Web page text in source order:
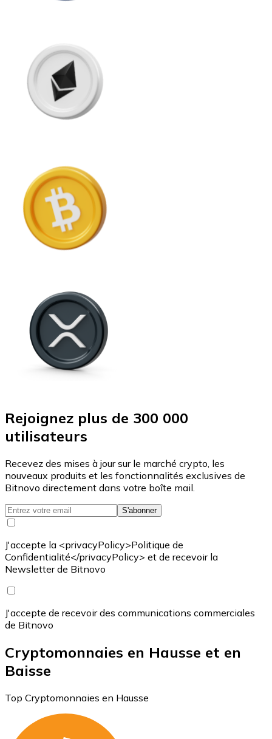
Rejoignez plus de 300 000
utilisateurs
Recevez des mises à jour sur le marché crypto, les
nouveaux produits et les fonctionnalités exclusives de
Bitnovo directement dans votre boîte mail.
S'abonner
J'accepte la <privacyPolicy>Politique de
Confidentialité</privacyPolicy> et de recevoir la
Newsletter de Bitnovo
J'accepte de recevoir des communications commerciales
de Bitnovo
Cryptomonnaies en Hausse et en
Baisse
Top Cryptomonnaies en Hausse